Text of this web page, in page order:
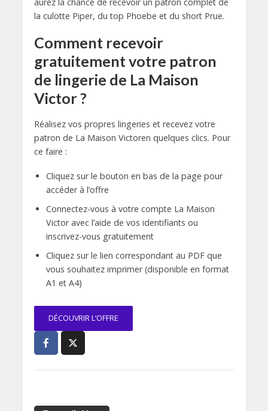
la culotte Piper, du top Phoebe et du short Prue.
Comment recevoir
gratuitement votre patron
de lingerie de La Maison
Victor ?
Réalisez vos propres lingeries et recevez votre
patron de La Maison Victoren quelques clics. Pour
ce faire :
Cliquez sur le bouton en bas de la page pour
accéder à l’offre
Connectez-vous à votre compte La Maison
Victor avec l’aide de vos identifiants ou
inscrivez-vous gratuitement
Cliquez sur le lien correspondant au PDF que
vous souhaitez imprimer (disponible en format
A1 et A4)
DÉCOUVRIR L’OFFRE